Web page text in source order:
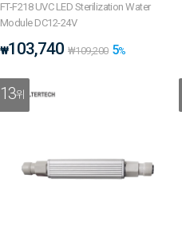
FT-F218 UVC LED Sterilization Water
Module DC12-24V
₩103,740 ₩109,200 5%
13위